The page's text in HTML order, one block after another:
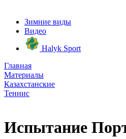
Зимние виды
Видео
Halyk Sport
Главная
Материалы
Казахстанские
Теннис
Испытание